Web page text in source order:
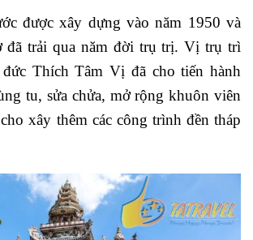
được xây dựng vào năm 1950 và
đã trải qua năm đời trụ trị. Vị trụ trì
Thích Tâm Vị đã cho tiến hành
tu, sửa chửa, mở rộng khuôn viên
xây thêm các công trình đền tháp